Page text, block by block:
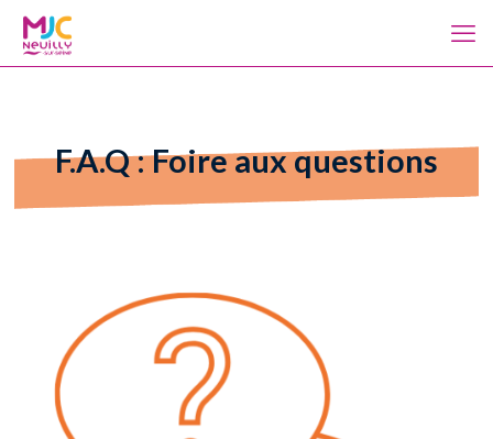
F.A.Q : Foire aux questions